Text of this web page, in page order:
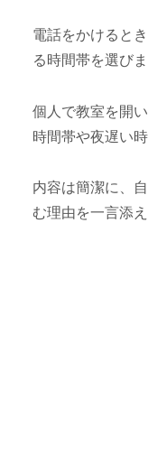
電話をかけると
る時間帯を選びま
個人で教室を開
時間帯や夜遅い
内容は簡潔に、
む理由を一言添